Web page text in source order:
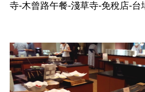
寺-木曾路午餐-淺草寺-免稅店-台